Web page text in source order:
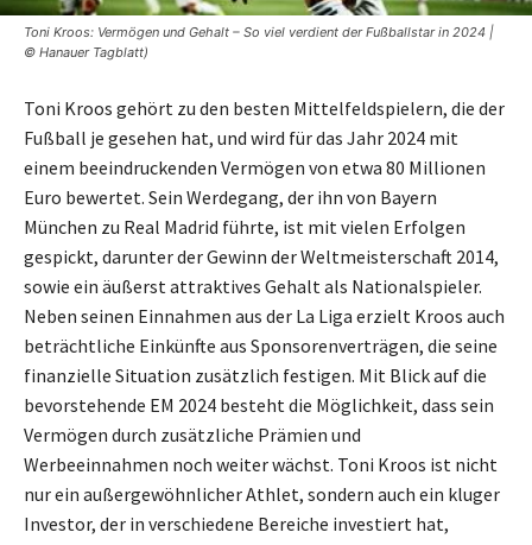
Toni Kroos: Vermögen und Gehalt – So viel verdient der Fußballstar in 2024 |
© Hanauer Tagblatt)
Toni Kroos gehört zu den besten Mittelfeldspielern, die der
Fußball je gesehen hat, und wird für das Jahr 2024 mit
einem beeindruckenden Vermögen von etwa 80 Millionen
Euro bewertet. Sein Werdegang, der ihn von Bayern
München zu Real Madrid führte, ist mit vielen Erfolgen
gespickt, darunter der Gewinn der Weltmeisterschaft 2014,
sowie ein äußerst attraktives Gehalt als Nationalspieler.
Neben seinen Einnahmen aus der La Liga erzielt Kroos auch
beträchtliche Einkünfte aus Sponsorenverträgen, die seine
finanzielle Situation zusätzlich festigen. Mit Blick auf die
bevorstehende EM 2024 besteht die Möglichkeit, dass sein
Vermögen durch zusätzliche Prämien und
Werbeeinnahmen noch weiter wächst. Toni Kroos ist nicht
nur ein außergewöhnlicher Athlet, sondern auch ein kluger
Investor, der in verschiedene Bereiche investiert hat,